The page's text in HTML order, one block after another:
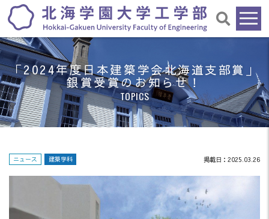
「2024年度日本建築学会北海道支部賞」
銀賞受賞のお知らせ！
TOPICS
ニュース 建築学科 掲載日：2025.03.26